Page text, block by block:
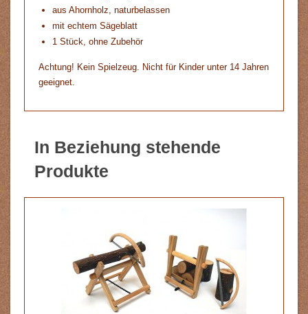
aus Ahornholz, naturbelassen
mit echtem Sägeblatt
1 Stück, ohne Zubehör
Achtung! Kein Spielzeug. Nicht für Kinder unter 14 Jahren
geeignet.
In Beziehung stehende
Produkte